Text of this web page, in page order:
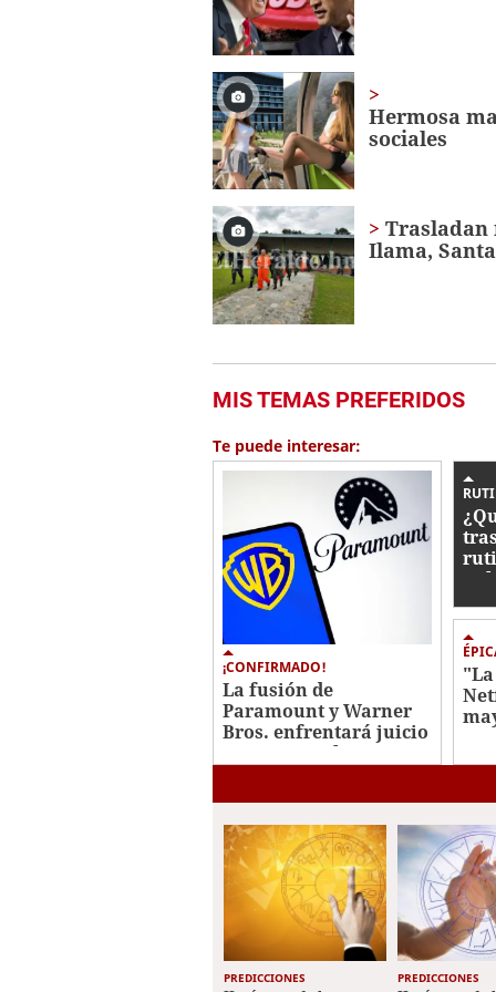
Hermosa
sociales
Trasladan
Ilama,
MIS TEMAS PREFERIDOS
Te puede interesar:
¡CONFIRMADO!
La fusión de
Paramount y Warner
Bros. enfrentará juicio
antimonopolio en 2027
PREDICCIONES PREDICCIONES